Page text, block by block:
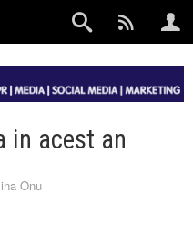
in acest an
Onu